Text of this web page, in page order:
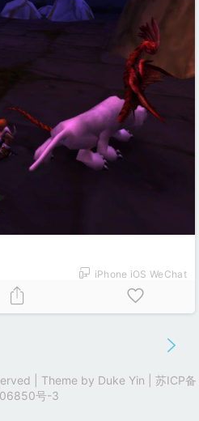
iPhone iOS WeChat
| Theme by Duke Yin
苏ICP备
号-3